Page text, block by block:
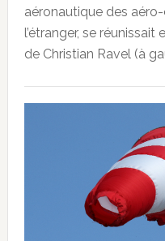
aéronautique des
l’étranger, se réunissait
de Christian Ravel (à